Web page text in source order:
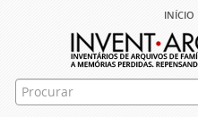
início